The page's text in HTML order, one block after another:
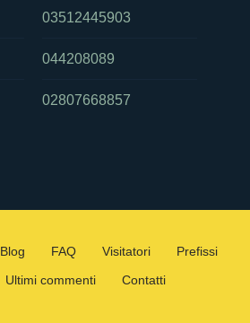
03512445903
044208089
02807668857
Blog FAQ Visitatori
Prefissi
Ultimi commenti Contatti